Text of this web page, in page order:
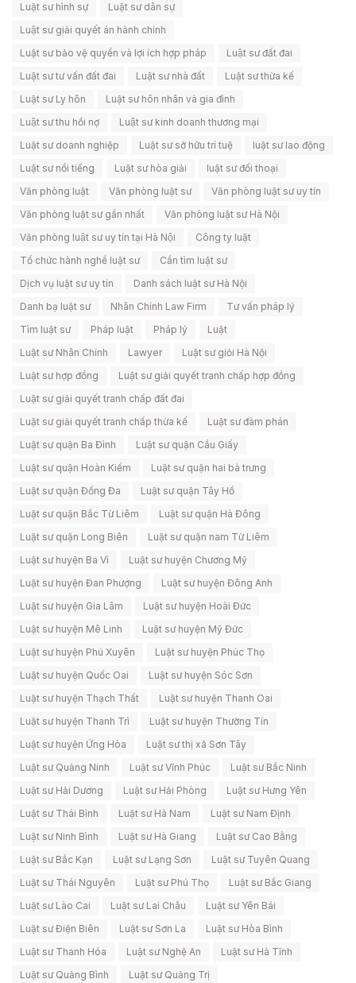
Luật sư hình sự
Luật sư dân sự
Luật sư giải quyết án hành chính
Luật sư bảo vệ quyền và lợi ích hợp pháp
Luật sư đất đai
Luật sư tư vấn đất đai
Luật sư nhà đất
Luật sư thừa kế
Luật sư Ly hôn
Luật sư hôn nhân và gia đình
Luật sư thu hồi nợ
Luật sư kinh doanh thương mại
Luật sư doanh nghiệp
Luật sư sở hữu trí tuệ
luật sư lao động
Luật sư nổi tiếng
Luật sư hòa giải
luật sư đối thoại
Văn phòng luật
Văn phòng luật sư
Văn phòng luật sư uy tín
Văn phòng luật sư gần nhất
Văn phòng luật sư Hà Nội
Văn phòng luật sư uy tín tại Hà Nội
Công ty luật
Tổ chức hành nghề luật sư
Cần tìm luật sư
Dịch vụ luật sư uy tín
Danh sách luật sư Hà Nội
Danh bạ luật sư
Nhân Chính Law Firm
Tư vấn pháp lý
Tìm luật sư
Pháp luật Pháp lý
Luật
Luật sư Nhân Chính
Lawyer
Luật sư giỏi Hà Nội
Luật sư hợp đồng
Luật sư giải quyết tranh chấp hợp đồng
Luật sư giải quyết tranh chấp đất đai
Luật sư giải quyết tranh chấp thừa kế
Luật sư đàm phán
Luật sư quận Ba Đình
Luật sư quận Cầu Giấy
Luật sư quận Hoàn Kiếm
Luật sư quận hai bà trưng
Luật sư quận Đống Đa
Luật sư quận Tây Hồ
Luật sư quận Bắc Từ Liêm
Luật sư quận Hà Đông
Luật sư quận Long Biên
Luật sư quận nam Từ Liêm
Luật sư huyện Ba Vì
Luật sư huyện Chương Mỹ
Luật sư huyện Đan Phượng
Luật sư huyện Đông Anh
Luật sư huyện Gia Lâm
Luật sư huyện Hoài Đức
Luật sư huyện Mê Linh
Luật sư huyện Mỹ Đức
Luật sư huyện Phú Xuyên
Luật sư huyện Phúc Thọ
Luật sư huyện Quốc Oai
Luật sư huyện Sóc Sơn
Luật sư huyện Thạch Thất
Luật sư huyện Thanh Oai
Luật sư huyện Thanh Trì
Luật sư huyện Thường Tín
Luật sư huyện Ứng Hòa
Luật sư thị xã Sơn Tây
Luật sư Quảng Ninh
Luật sư Vĩnh Phúc
Luật sư Bắc Ninh
Luật sư Hải Dương
Luật sư Hải Phòng
Luật sư Hưng Yên
Luật sư Thái Bình
Luật sư Hà Nam
Luật sư Nam Định
Luật sư Ninh Bình
Luật sư Hà Giang
Luật sư Cao Bằng
Luật sư Bắc Kạn
Luật sư Lạng Sơn
Luật sư Tuyên Quang
Luật sư Thái Nguyên
Luật sư Phú Thọ
Luật sư Bắc Giang
Luật sư Lào Cai
Luật sư Lai Châu
Luật sư Yên Bái
Luật sư Điện Biên
Luật sư Sơn La
Luật sư Hòa Bình
Luật sư Thanh Hóa
Luật sư Nghệ An
Luật sư Hà Tĩnh
Luật sư Quảng Bình
Luật sư Quảng Trị